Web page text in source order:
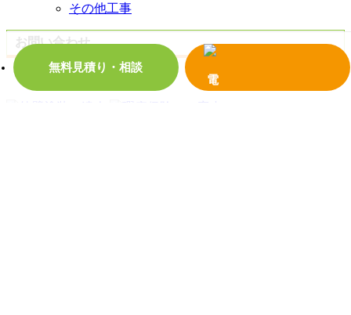
無料見積り・相談
その他工事
お問い合わせ
お問い合わせ